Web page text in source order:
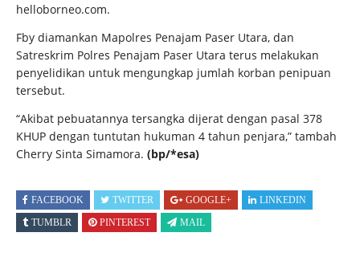
helloborneo.com.
Fby diamankan Mapolres Penajam Paser Utara, dan
Satreskrim Polres Penajam Paser Utara terus melakukan
penyelidikan untuk mengungkap jumlah korban penipuan
tersebut.
“Akibat pebuatannya tersangka dijerat dengan pasal 378
KHUP dengan tuntutan hukuman 4 tahun penjara,” tambah
Cherry Sinta Simamora. (bp/*esa)
FACEBOOK TWITTER GOOGLE+
LINKEDIN
TUMBLR
PINTEREST MAIL